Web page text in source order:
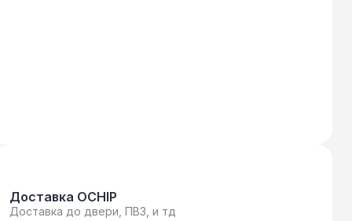
Доставка OCHIP
Доставка до двери, ПВЗ, и тд